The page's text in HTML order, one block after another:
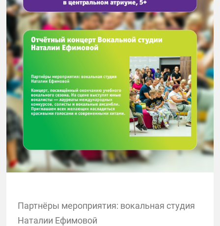
Партнёры мероприятия: вокальная студия
Наталии Ефимовой